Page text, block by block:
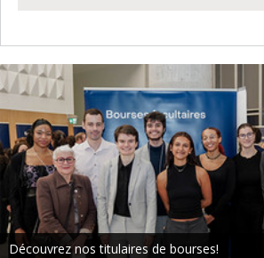
Découvrez nos titulaires de bourses!